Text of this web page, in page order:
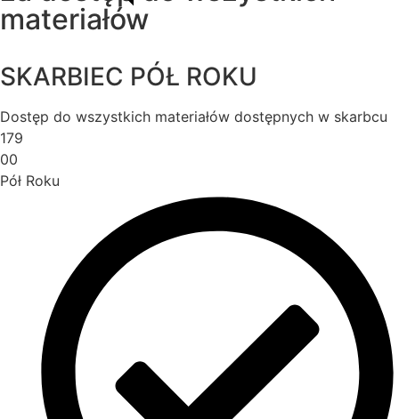
materiałów
SKARBIEC PÓŁ ROKU
Dostęp do wszystkich materiałów dostępnych w skarbcu
179
00
Pół Roku